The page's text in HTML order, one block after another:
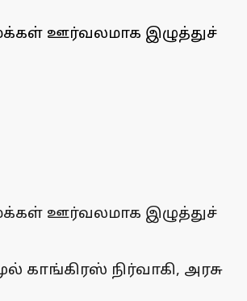
மக்கள் ஊர்வலமாக இழுத்துச்
மக்கள் ஊர்வலமாக இழுத்துச்
நிர்வாகி, அரசு